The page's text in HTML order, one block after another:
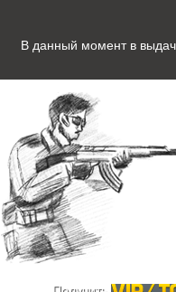
В данный момент в